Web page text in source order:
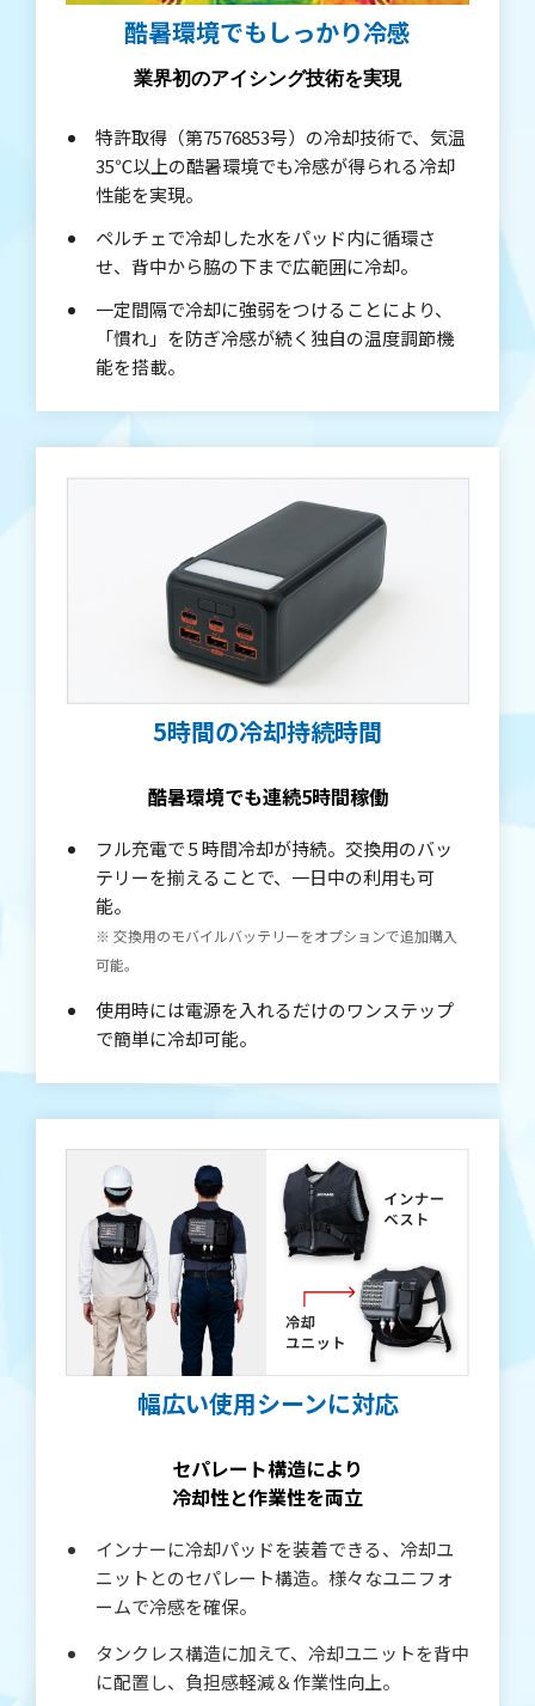
酷暑環境でもしっかり冷感
業界初のアイシング技術を実現
特許取得（第7576853号）の冷却技術で、気温
35℃以上の酷暑環境でも冷感が得られる冷却
性能を実現。
ペルチェで冷却した水をパッド内に循環さ
せ、背中から脇の下まで広範囲に冷却。
一定間隔で冷却に強弱をつけることにより、
「慣れ」を防ぎ冷感が続く独自の温度調節機
能を搭載。
5時間の冷却持続時間
酷暑環境でも連続5時間稼働
フル充電で 5 時間冷却が持続。交換用のバッ
テリーを揃えることで、一日中の利用も可
能。
※ 交換用のモバイルバッテリーをオプションで追加購入
可能。
使用時には電源を入れるだけのワンステップ
で簡単に冷却可能。
幅広い使用シーンに対応
セパレート構造により
冷却性と作業性を両立
インナーに冷却パッドを装着できる、冷却ユ
ニットとのセパレート構造。様々なユニフォ
ームで冷感を確保。
タンクレス構造に加えて、冷却ユニットを背中
に配置し、負担感軽減＆作業性向上。